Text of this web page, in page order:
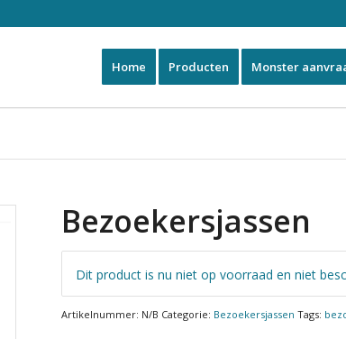
Home Producten Monster
Bezoekersjassen
Dit product is nu niet op voorraad en niet
Artikelnummer: N/B Categorie: Bezoekersjassen Tags: